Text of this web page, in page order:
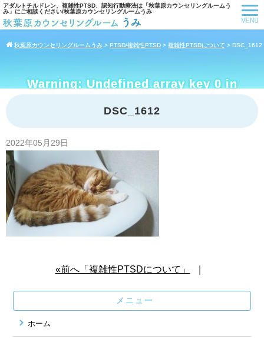
アダルトチルドレン、複雑性PTSD、認知行動療法は「秋葉原カウンセリングルームう
み」にご相談ください/秋葉原カウンセリングルームうみ
秋葉原カウンセリングルームうみ > PTSD/複雑性PTSD > 複雑性PTSDについて > DSC_1612
Warning: Undefined array key 0 in
/home/cmspropre/umi-
hearty.com/public_html/wp-
content/themes/
on line18
Warning: Attempt to read property
"cat_name" on null in
/home/cmspropre/umi-
hearty.com/public_html/wp-
content/themes/
on line 18
DSC_1612
2022年05月29日
«前へ「複雑性PTSDについて」
メニュー
ホーム